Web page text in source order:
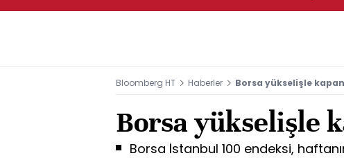
Bloomberg HT Haberler Borsa yükselişle
Borsa yükselişle
Borsa İstanbul 100 endeksi,